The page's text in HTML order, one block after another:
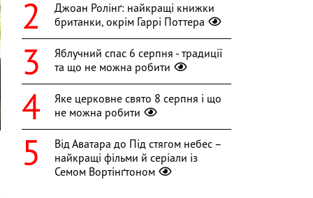
Джоан Ролінґ: найкращі книжки
британки, окрім Гаррі Поттера
Яблучний спас 6 серпня - традиції
та що не можна робити
Яке церковне свято 8 серпня і що
не можна робити
Від Аватара до Під стягом небес –
найкращі фільми й серіали із
Семом Вортінґтоном